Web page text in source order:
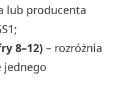
lub producenta
8–12) – rozróżnia
jednego